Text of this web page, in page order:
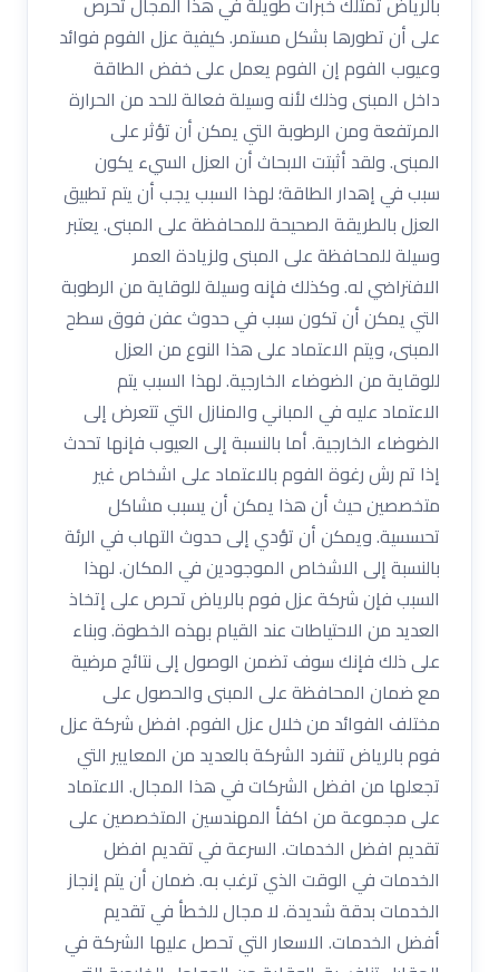
على أن تطورها بشكل مستمر. كيفية عزل الفوم فوائد
وعيوب الفوم إن الفوم يعمل على خفض الطاقة
داخل المبنى وذلك لأنه وسيلة فعالة للحد من الحرارة
المرتفعة ومن الرطوبة التي يمكن أن تؤثر على
المبنى. ولقد أثبتت الابحاث أن العزل السيء يكون
سبب في إهدار الطاقة؛ لهذا السبب يجب أن يتم تطبيق
العزل بالطريقة الصحيحة للمحافظة على المبنى. يعتبر
وسيلة للمحافظة على المبنى ولزيادة العمر
الافتراضي له. وكذلك فإنه وسيلة للوقاية من الرطوبة
التي يمكن أن تكون سبب في حدوث عفن فوق سطح
المبنى، ويتم الاعتماد على هذا النوع من العزل
للوقاية من الضوضاء الخارجية. لهذا السبب يتم
الاعتماد عليه في المباني والمنازل التي تتعرض إلى
الضوضاء الخارجية. أما بالنسبة إلى العيوب فإنها تحدث
إذا تم رش رغوة الفوم بالاعتماد على اشخاص غير
متخصصين حيث أن هذا يمكن أن يسبب مشاكل
تحسسية. ويمكن أن تؤدي إلى حدوث التهاب في الرئة
بالنسبة إلى الاشخاص الموجودين في المكان. لهذا
السبب فإن شركة عزل فوم بالرياض تحرص على إتخاذ
العديد من الاحتياطات عند القيام بهذه الخطوة. وبناء
على ذلك فإنك سوف تضمن الوصول إلى نتائج مرضية
مع ضمان المحافظة على المبنى والحصول على
مختلف الفوائد من خلال عزل الفوم. افضل شركة عزل
فوم بالرياض تنفرد الشركة بالعديد من المعايير التي
تجعلها من افضل الشركات في هذا المجال. الاعتماد
على مجموعة من اكفأ المهندسين المتخصصين على
تقديم افضل الخدمات. السرعة في تقديم افضل
الخدمات في الوقت الذي ترغب به. ضمان أن يتم إنجاز
الخدمات بدقة شديدة. لا مجال للخطأ في تقديم
أفضل الخدمات. الاسعار التي تحصل عليها الشركة في